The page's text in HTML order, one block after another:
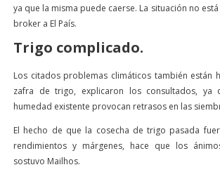
ya que la misma puede caerse. La situación no
broker a El País.
Trigo complicado.
Los citados problemas climáticos también están
zafra de trigo, explicaron los consultados, ya
humedad existente provocan retrasos en las
El hecho de que la cosecha de trigo pasada
rendimientos y márgenes, hace que los
sostuvo Mailhos.